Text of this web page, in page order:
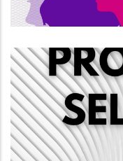
Creació